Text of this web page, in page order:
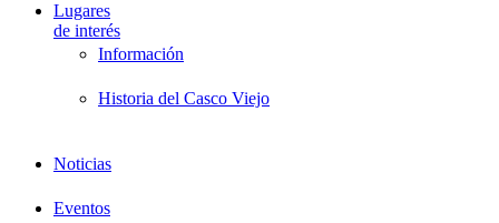
Lugares
de interés
Información
Historia del Casco Viejo
Noticias
Eventos